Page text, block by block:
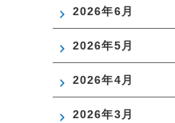
2026年6月
2026年5月
2026年4月
2026年3月